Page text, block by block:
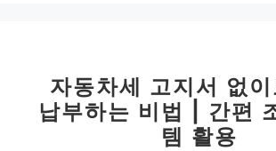
자동차세 고지서 없
납부하는 비법 | 간편
템 활용